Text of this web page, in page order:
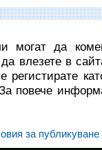
могат да
влезете в
повече
за